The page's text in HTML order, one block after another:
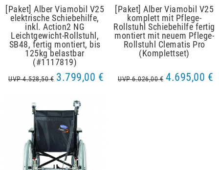
[Paket] Alber Viamobil V25
elektrische Schiebehilfe,
inkl. Action2 NG
Leichtgewicht-Rollstuhl,
SB48, fertig montiert, bis
125kg belastbar
(#1117819)
UVP 4.528,50 € 3.799,00 €
[Paket] Alber Viamobil V25
komplett mit Pflege-
Rollstuhl Schiebehilfe fertig
montiert mit neuem Pflege-
Rollstuhl Clematis Pro
(Komplettset)
UVP 6.026,00 € 4.695,00 €